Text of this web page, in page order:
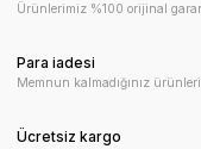
Ürünlerimiz %100 orijinal
Para iadesi
Memnun kalmadığınız
Ücretsiz kargo